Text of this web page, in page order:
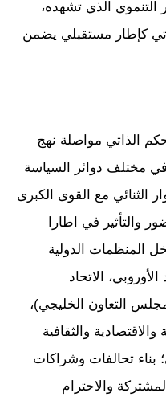
التنموي الذي تشهده،
كإطار مستقبلي يضمن
الذاتي مواصلة نهج
في مختلف دوائر السياسة
الثنائي مع القوى الكبرى
والتأثير في اطارا
المنظمات الدولية
الأوروبي، الاتحاد
مجلس التعاون الخليجي)،
والثقافية
بناء تحالفات وشراكات
والاحترام